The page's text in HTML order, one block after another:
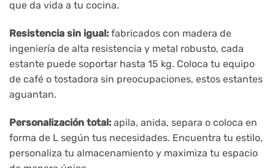
que da vida a tu cocina.
Resistencia sin igual: fabricados con madera de
ingeniería de alta resistencia y metal robusto, cada
estante puede soportar hasta 15 kg. Coloca tu equipo
de café o tostadora sin preocupaciones, estos estantes
aguantan.
Personalización total: apila, anida, separa o coloca en
forma de L según tus necesidades. Encuentra tu estilo,
personaliza tu almacenamiento y maximiza tu espacio